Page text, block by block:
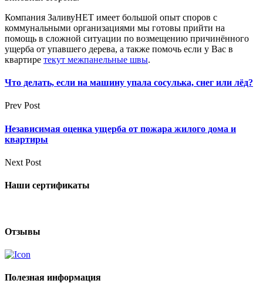
Компания ЗаливуНЕТ имеет большой опыт споров с
коммунальными организациями мы готовы прийти на
помощь в сложной ситуации по возмещению причинённого
ущерба от упавшего дерева, а также помочь если у Вас в
квартире текут межпанельные швы.
Что делать, если на машину упала сосулька, снег или лёд?
Prev Post
Независимая оценка ущерба от пожара жилого дома и
квартиры
Next Post
Наши сертификаты
Отзывы
Полезная информация